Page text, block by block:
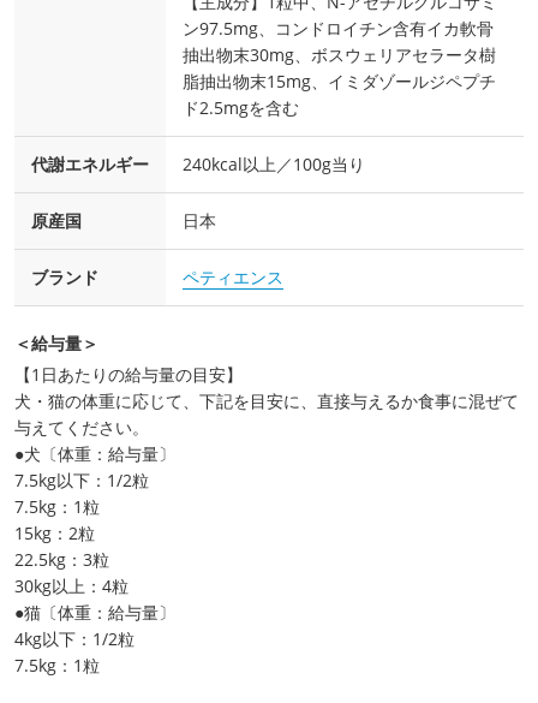
ン97.5mg、コンドロイチン含有イカ軟骨
抽出物末30mg、ボスウェリアセラータ樹
脂抽出物末15mg、イミダゾールジペプチ
ド2.5mgを含む
代謝エネルギー 240kcal以上／100g当り
原産国 日本
ブランド ペティエンス
＜給与量＞
【1日あたりの給与量の目安】
犬・猫の体重に応じて、下記を目安に、直接与えるか食事に混ぜて
与えてください。
●犬〔体重：給与量〕
7.5kg以下：1/2粒
7.5kg：1粒
15kg：2粒
22.5kg：3粒
30kg以上：4粒
●猫〔体重：給与量〕
4kg以下：1/2粒
7.5kg：1粒